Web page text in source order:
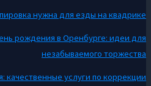
нужна для езды на квадрике
рождения в Оренбурге: идеи для
незабываемого торжества
качественные услуги по коррекции